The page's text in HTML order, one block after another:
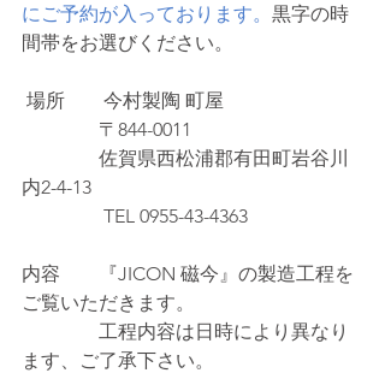
にご予約が入っております。 黒字の時
間帯をお選びください。
場所　　今村製陶 町屋
                〒844-0011
内2-4-13
TEL 0955-43-4363
内容　　『JICON 磁今』の製造工程を
ご覧いただきます。
工程内容は日時により異なり
ます、ご了承下さい。